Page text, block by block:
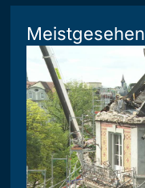
Meistgesehen